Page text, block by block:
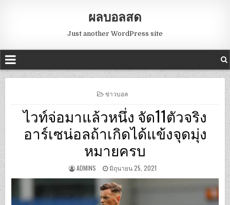
ผลบอลสด
Just another WordPress site
POSTED
ข่าวบอล
ไวท์จ่อมาแล้วหนึ่ง จัด11ตัวจริง
อาร์เซน่อลถ้าเกิดได้แข้งจุดมุ่ง
หมายครบ
ADMINS มิถุนายน 25, 2021